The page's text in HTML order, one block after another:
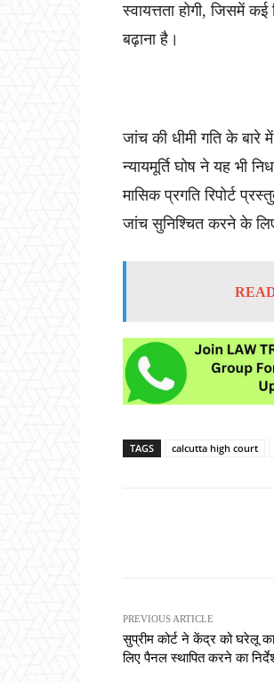
स्वायत्तता होगी, जिसमें
बढ़ाना है।
जांच की धीमी गति के बारे
न्यायमूर्ति घोष ने यह भी
मासिक प्रगति रिपोर्ट
जांच सुनिश्चित करने के
TAGS calcutta high court
PREVIOUS ARTICLE
सुप्रीम कोर्ट ने केंद्र को घरेलू
लिए पैनल स्थापित करने का